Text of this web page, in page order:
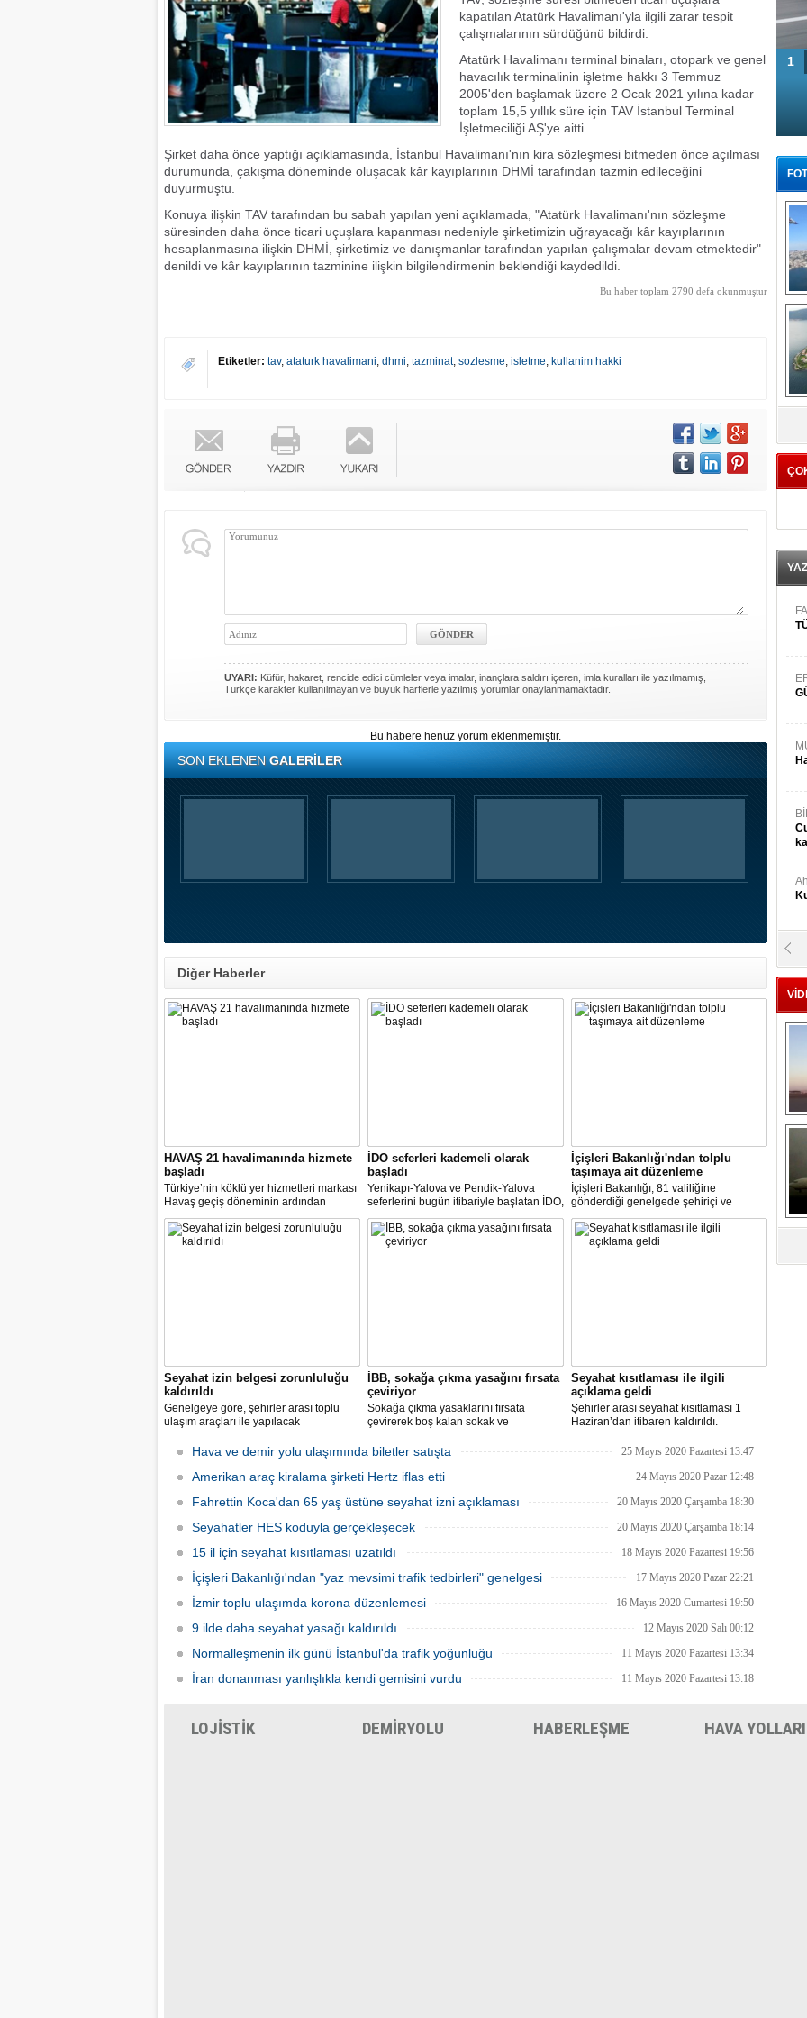
kapatılan Atatürk Havalimanı'yla ilgili zarar tespit
çalışmalarının sürdüğünü bildirdi.
Atatürk Havalimanı terminal binaları, otopark ve genel
havacılık terminalinin işletme hakkı 3 Temmuz
2005'den başlamak üzere 2 Ocak 2021 yılına kadar
toplam 15,5 yıllık süre için TAV İstanbul Terminal
İşletmeciliği AŞ'ye aitti.
Şirket daha önce yaptığı açıklamasında, İstanbul Havalimanı'nın kira sözleşmesi bitmeden önce açılması
durumunda, çakışma döneminde oluşacak kâr kayıplarının DHMİ tarafından tazmin edileceğini
duyurmuştu.
Konuya ilişkin TAV tarafından bu sabah yapılan yeni açıklamada, "Atatürk Havalimanı'nın sözleşme
süresinden daha önce ticari uçuşlara kapanması nedeniyle şirketimizin uğrayacağı kâr kayıplarının
hesaplanmasına ilişkin DHMİ, şirketimiz ve danışmanlar tarafından yapılan çalışmalar devam etmektedir"
denildi ve kâr kayıplarının tazminine ilişkin bilgilendirmenin beklendiği kaydedildi.
Bu haber toplam 2790 defa okunmuştur
Etiketler: tav, ataturk havalimani, dhmi, tazminat, sozlesme, isletme, kullanim hakki
UYARI: Küfür, hakaret, rencide edici cümleler veya imalar, inançlara saldırı içeren, imla kuralları ile yazılmamış,
Türkçe karakter kullanılmayan ve büyük harflerle yazılmış yorumlar onaylanmamaktadır.
Bu habere henüz yorum eklenmemiştir.
SON EKLENENGALERİLER
Diğer Haberler
HAVAŞ 21 havalimanında hizmete
başladı
Türkiye’nin köklü yer hizmetleri markası
Havaş geçiş döneminin ardından
koronavirüse karşı tüm önlemleri alarak
tarifeli yolcu seferlerine hizmet vermeye
başladı.
İDO seferleri kademeli olarak
başladı
Yenikapı-Yalova ve Pendik-Yalova
seferlerini bugün itibariyle başlatan İDO,
2 haziran itibariyle de bünyesinde
seferlerini kademeli olarak başlatacak.
İçişleri Bakanlığı'ndan tolplu
taşımaya ait düzenleme
İçişleri Bakanlığı, 81 valiliğine
gönderdiği genelgede şehiriçi ve
şehirlerarası yolcu taşımacılığında
yüzde 50 kapasite kullanma
zorunluluğunu kaldırdı.
Seyahat izin belgesi zorunluluğu
kaldırıldı
Genelgeye göre, şehirler arası toplu
ulaşım araçları ile yapılacak
zorunluluğu yürürlükten kaldırıldı.
İBB, sokağa çıkma yasağını fırsata
çeviriyor
Sokağa çıkma yasaklarını fırsata
çevirerek boş kalan sokak ve
yakalayan İBB, bu hafta sonu, şimdiye
kadarki en yüksek sayıdaki personeliyle
iş başında olacak.
Seyahat kısıtlaması ile ilgili
açıklama geldi
Şehirler arası seyahat kısıtlaması 1
Haziran’dan itibaren kaldırıldı.
bazı şehirler için seyahat kısıtlaması
Hava ve demir yolu ulaşımında biletler satışta 25 Mayıs 2020 Pazartesi 13:47
Amerikan araç kiralama şirketi Hertz iflas etti 24 Mayıs 2020 Pazar 12:48
Fahrettin Koca'dan 65 yaş üstüne seyahat izni açıklaması 20 Mayıs 2020 Çarşamba 18:30
Seyahatler HES koduyla gerçekleşecek 20 Mayıs 2020 Çarşamba 18:14
15 il için seyahat kısıtlaması uzatıldı 18 Mayıs 2020 Pazartesi 19:56
İçişleri Bakanlığı'ndan "yaz mevsimi trafik tedbirleri" genelgesi 17 Mayıs 2020 Pazar 22:21
İzmir toplu ulaşımda korona düzenlemesi 16 Mayıs 2020 Cumartesi 19:50
9 ilde daha seyahat yasağı kaldırıldı 12 Mayıs 2020 Salı 00:12
Normalleşmenin ilk günü İstanbul'da trafik yoğunluğu 11 Mayıs 2020 Pazartesi 13:34
İran donanması yanlışlıkla kendi gemisini vurdu 11 Mayıs 2020 Pazartesi 13:18
1
LOJİSTİK DEMİRYOLU HABERLEŞME HAVA YOLLARI